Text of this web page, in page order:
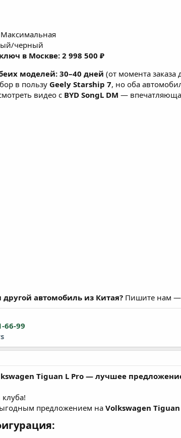
Максимальная
черный
в Москве:2 998 500 ₽
моделей: 30–40 дней (от момента
в пользу Geely Starship 7, но оба
видео с BYD SongL DM —
автомобиль из Китая? Пишите нам —
66-99
Tiguan L Pro — лучшее
предложением наVolkswagen Tiguan